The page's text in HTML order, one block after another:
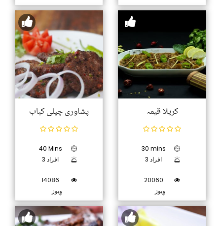
پشاوری چپلی کباب
40 Mins
3 افراد
14086
وِیوز
کریلا قیمہ
30 mins
3 افراد
20060
وِیوز